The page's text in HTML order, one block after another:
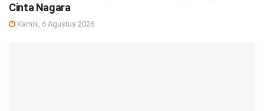
Cinta Nagara
Kamis, 6 Agustus 2026